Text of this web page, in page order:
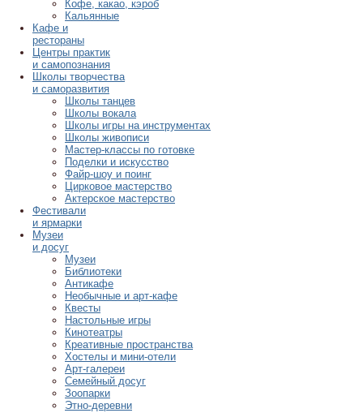
Кофе, какао, кэроб
Кальянные
Кафе и
рестораны
Центры практик
и самопознания
Школы творчества
и саморазвития
Школы танцев
Школы вокала
Школы игры на инструментах
Школы живописи
Мастер-классы по готовке
Поделки и искусство
Файр-шоу и поинг
Цирковое мастерство
Актерское мастерство
Фестивали
и ярмарки
Музеи
и досуг
Музеи
Библиотеки
Антикафе
Необычные и арт-кафе
Квесты
Настольные игры
Кинотеатры
Креативные пространства
Хостелы и мини-отели
Арт-галереи
Семейный досуг
Зоопарки
Этно-деревни